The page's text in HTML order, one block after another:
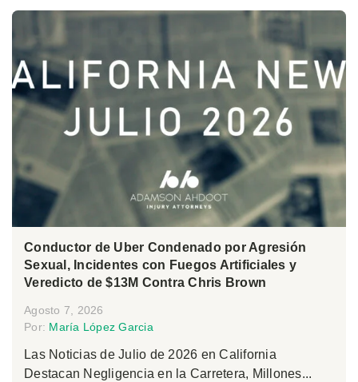
Conductor de Uber Condenado por Agresión
Sexual, Incidentes con Fuegos Artificiales y
Veredicto de $13M Contra Chris Brown
Agosto 7, 2026
Por: María López Garcia
Las Noticias de Julio de 2026 en California
Destacan Negligencia en la Carretera, Millones...